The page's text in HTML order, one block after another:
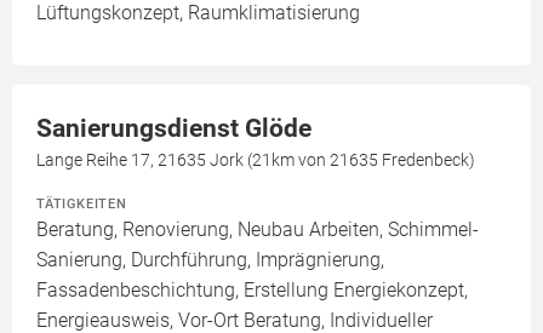
Lüftungskonzept, Raumklimatisierung
Sanierungsdienst Glöde
Lange Reihe 17, 21635 Jork (21km von 21635 Fredenbeck)
TÄTIGKEITEN
Beratung, Renovierung, Neubau Arbeiten, Schimmel-
Sanierung, Durchführung, Imprägnierung,
Fassadenbeschichtung, Erstellung Energiekonzept,
Energieausweis, Vor-Ort Beratung, Individueller